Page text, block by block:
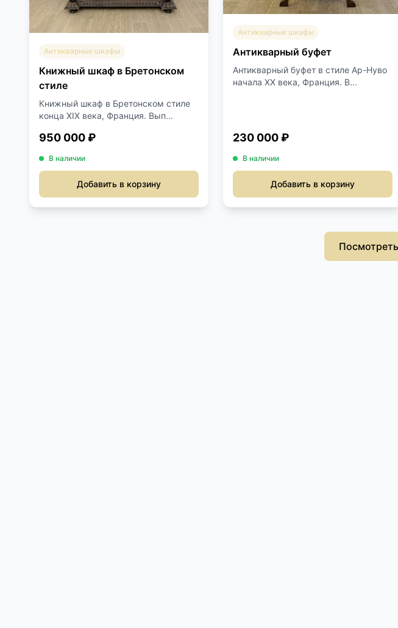
Антикварные шкафы
Книжный шкаф в Бретонском
стиле
Книжный шкаф в Бретонском стиле
конца XIX века, Франция. Вып...
950 000 ₽
В наличии
Добавить в корзину
Антикварные шкафы
Антикварный буфет
Антикварный буфет в стиле Ар-Нуво
начала XX века, Франция. В...
230 000 ₽
В наличии
Добавить в корзину